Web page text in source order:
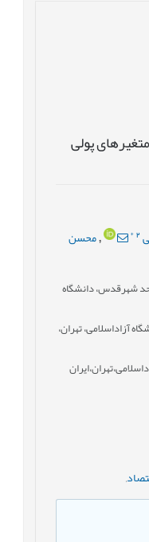
پولی
2
*
,محسن
شهرقدس، دانشگاه
آزاداسلامی، تهران،
,